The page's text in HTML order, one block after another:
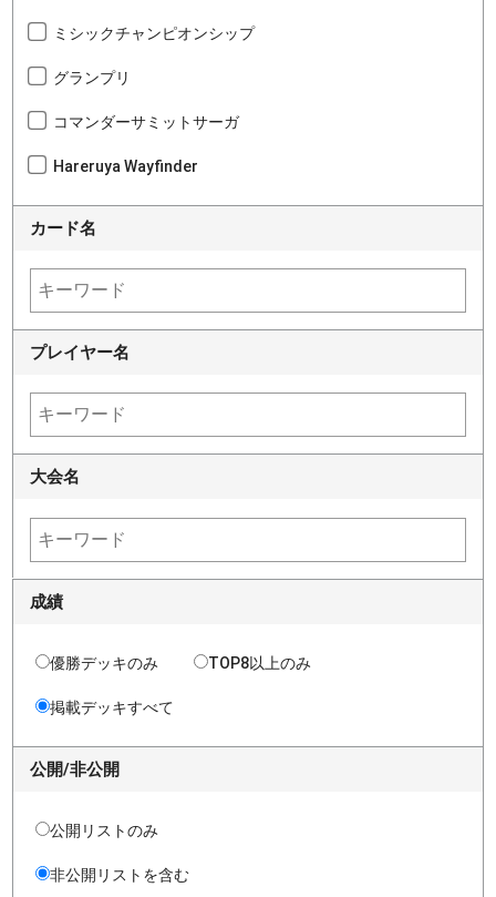
ミシックチャンピオンシップ
グランプリ
コマンダーサミットサーガ
Hareruya Wayfinder
カード名
プレイヤー名
大会名
成績
優勝デッキのみ TOP8以上のみ
掲載デッキすべて
公開/非公開
公開リストのみ
非公開リストを含む